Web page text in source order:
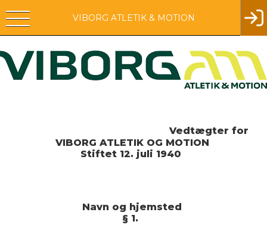
VIBORG ATLETIK & MOTION
Vedtægter for
VIBORG ATLETIK OG MOTION
Stiftet 12. juli 1940
Navn og hjemsted
§ 1.